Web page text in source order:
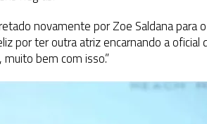
novamente por Zoe Saldana para
por ter outra atriz encarnando a oficial
bem com isso.”